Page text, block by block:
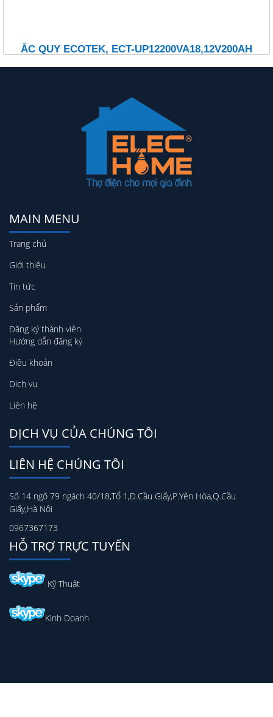
ẮC QUY ECOTEK, ECT-UP12200VA18,12V200AH
MAIN MENU
Trang chủ
Giới thiệu
Tin tức
Sản phẩm
Đăng ký thành viên
Hướng dẫn đăng ký
Điều khoản
Dịch vụ
Liên hệ
DỊCH VỤ CỦA CHÚNG TÔI
LIÊN HỆ CHÚNG TÔI
Số 14 ngõ 79 ngách 40/18,Tổ 1,Đ.Cầu Giấy,P.Yên Hòa,Q.Cầu
Giấy,Hà Nội
0967367173
HỖ TRỢ TRỰC TUYẾN
Kỹ Thuật
Kinh Doanh